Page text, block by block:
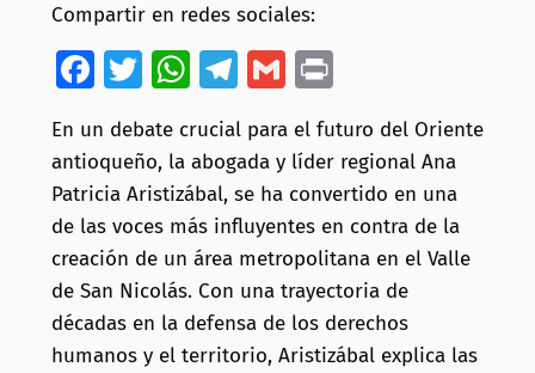
Compartir en redes sociales:
Facebook
Twitter
WhatsApp
Telegram
GmailPrint
En un debate crucial para el futuro del Oriente
antioqueño, la abogada y líder regional Ana
Patricia Aristizábal, se ha convertido en una
de las voces más influyentes en contra de la
creación de un área metropolitana en el Valle
de San Nicolás. Con una trayectoria de
décadas en la defensa de los derechos
humanos y el territorio, Aristizábal explica las